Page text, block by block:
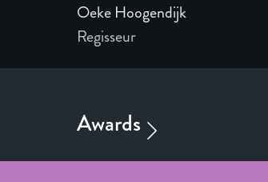
Oeke Hoogendijk
Regisseur